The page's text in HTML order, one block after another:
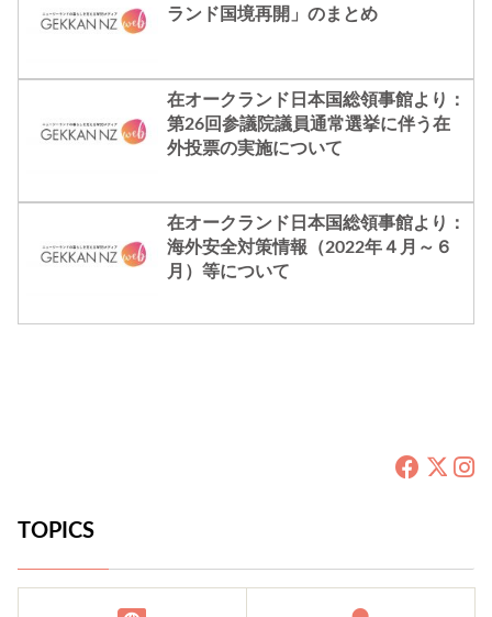
ランド国境再開」のまとめ
在オークランド日本国総領事館より：
第26回参議院議員通常選挙に伴う在
外投票の実施について
在オークランド日本国総領事館より：
海外安全対策情報（2022年４月～６
月）等について
TOPICS